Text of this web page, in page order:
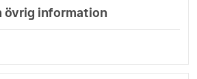
övrig information